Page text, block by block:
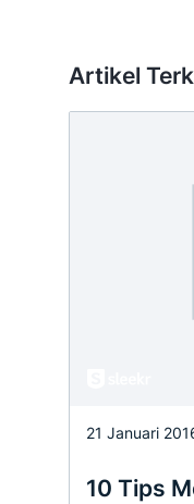
Artikel
21 Januari
10 Tips